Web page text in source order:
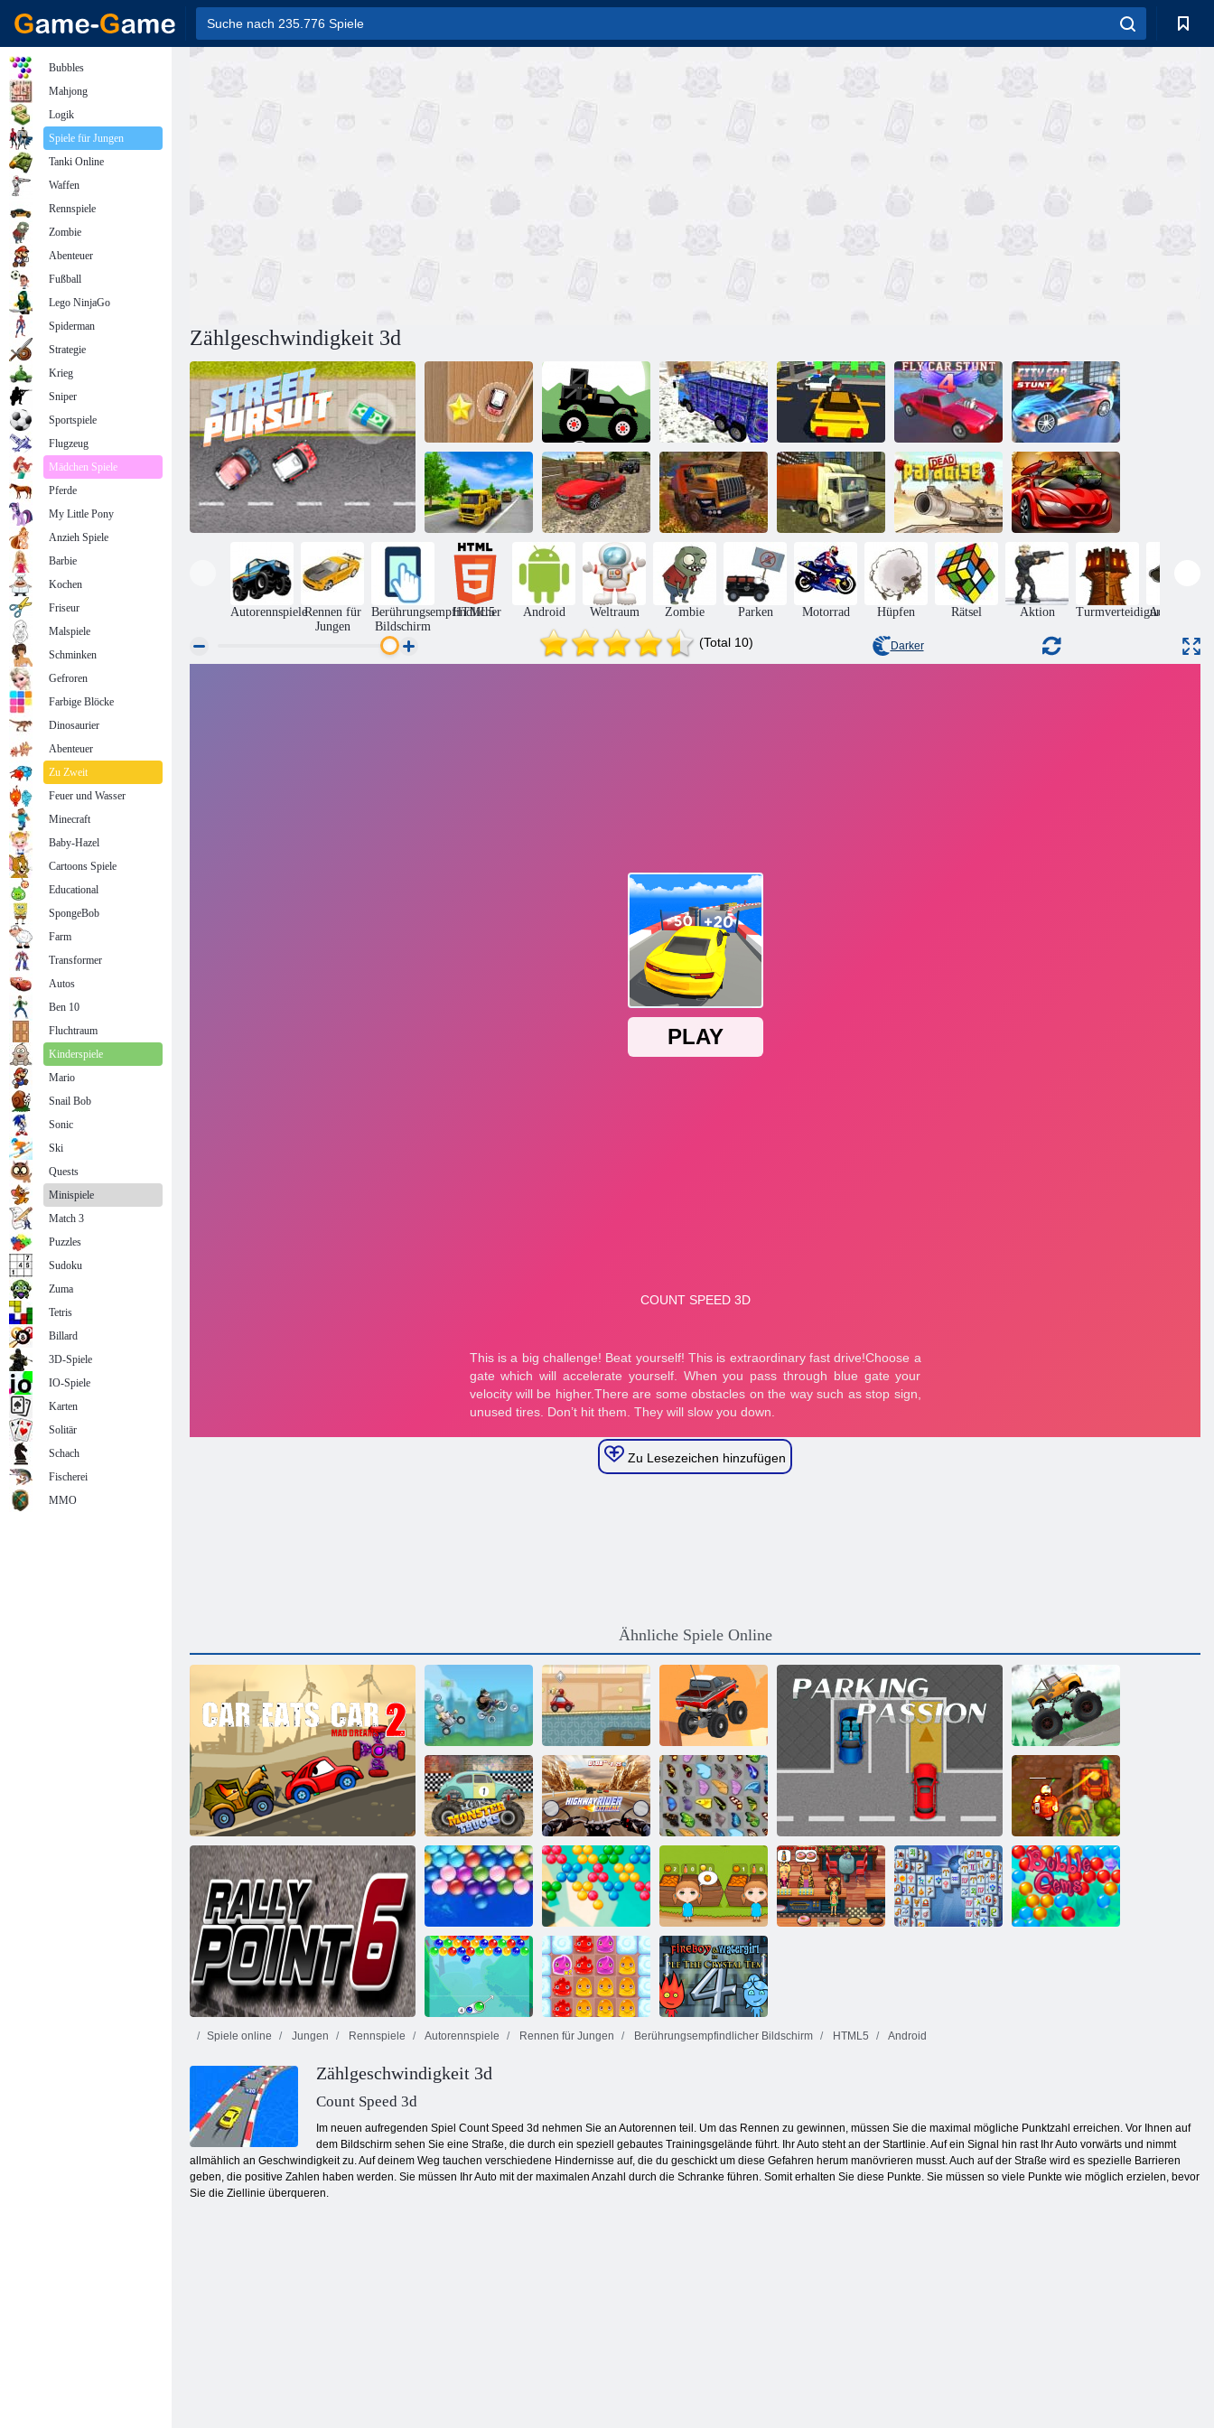
Zählgeschwindigkeit 3d
Mini Rennen-
Ansturm
Monster Truck
Forest-Lieferung
Lastkraftwagen
18
Lego-
Superhelden-
Rennen
Fly Car Stunt 4 City Car Stunt 2
Transport-
Fahrsimulator
Echte Stunts
Drift Car
Driving 3d
Offroad Truck
Simulator Hill
Real City Truck
Dead Paradise 3 Spy Auto
AutorennspieleRennen für
Jungen
Berührungsempfindlicher
Bildschirm
HTML5 Android Weltraum Zombie Parken Motorrad Hüpfen Rätsel Aktion TurmverteidigungAdventures
(Total 10) Darker
Zu Lesezeichen hinzufügen
Ähnliche Spiele Online
Auto isst Auto 2
Verrückte
Rennen
Paintball -
Rennfahrer
Endloser LKW LKW-Versuche
Rennmonster -
Trucks
Highway Fahrer
Extrem
Rallye Punkt 6
Schmetterlings
Kyodai
Verfluchter
Schatz 2
Endlose Bubbles
Bubble Shooter
endlos
Orange Ranch
Bubble Charms
Spiele online Jungen Rennspiele Autorennspiele Rennen für Jungen Berührungsempfindlicher Bildschirm HTML5 Android
Zählgeschwindigkeit 3d
Count Speed 3d
Im neuen aufregenden Spiel Count Speed 3d nehmen Sie an Autorennen teil. Um das Rennen zu gewinnen, müssen Sie die maximal mögliche Punktzahl erreichen. Vor Ihnen auf
dem Bildschirm sehen Sie eine Straße, die durch ein speziell gebautes Trainingsgelände führt. Ihr Auto steht an der Startlinie. Auf ein Signal hin rast Ihr Auto vorwärts und nimmt
allmählich an Geschwindigkeit zu. Auf deinem Weg tauchen verschiedene Hindernisse auf, die du geschickt um diese Gefahren herum manövrieren musst. Auch auf der Straße wird es spezielle Barrieren
geben, die positive Zahlen haben werden. Sie müssen Ihr Auto mit der maximalen Anzahl durch die Schranke führen. Somit erhalten Sie diese Punkte. Sie müssen so viele Punkte wie möglich erzielen, bevor
Sie die Ziellinie überqueren.
Bubbles
Mahjong
Logik
Spiele für Jungen
Tanki Online
Waffen
Rennspiele
Zombie
Abenteuer
Fußball
Lego NinjaGo
Spiderman
Strategie
Krieg
Sniper
Sportspiele
Flugzeug
Mädchen Spiele
Pferde
My Little Pony
Anzieh Spiele
Barbie
Kochen
Friseur
Malspiele
Schminken
Gefroren
Farbige Blöcke
Dinosaurier
Abenteuer
Zu Zweit
Feuer und Wasser
Minecraft
Baby-Hazel
Cartoons Spiele
Educational
SpongeBob
Farm
Transformer
Autos
Ben 10
Fluchtraum
Kinderspiele
Mario
Snail Bob
Sonic
Ski
Quests
Minispiele
Match 3
Puzzles
Sudoku
Zuma
Tetris
Billard
3D-Spiele
IO-Spiele
Karten
Solitär
Schach
Fischerei
MMO